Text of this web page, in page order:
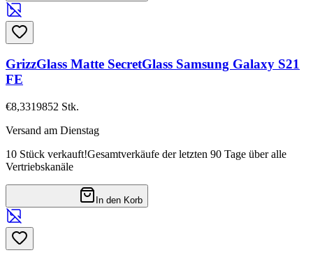
GrizzGlass Matte SecretGlass Samsung Galaxy S21
FE
€8,3319852 Stk.
Versand am Dienstag
10 Stück verkauft!Gesamtverkäufe der letzten 90 Tage über alle
Vertriebskanäle
In den Korb